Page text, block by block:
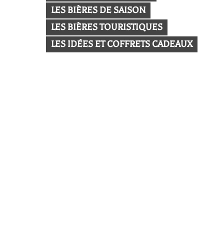
LES BIÈRES DE SAISON
LES BIÈRES TOURISTIQUES
LES IDÉES ET COFFRETS CADEAUX